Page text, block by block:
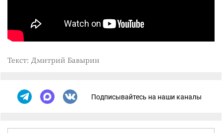
Текст: Дмитрий Бавырин
Подписывайтесь на наши каналы